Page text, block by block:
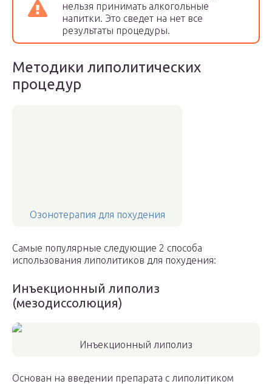
нельзя принимать алкогольные
напитки. Это сведет на нет все
результаты процедуры.
Методики липолитических
процедур
Озонотерапия для похудения
Самые популярные следующие 2 способа
использования липолитиков для похудения:
Инъекционный липолиз
(мезодиссолюция)
Инъекционный липолиз
Основан на введении препарата с липолитиком